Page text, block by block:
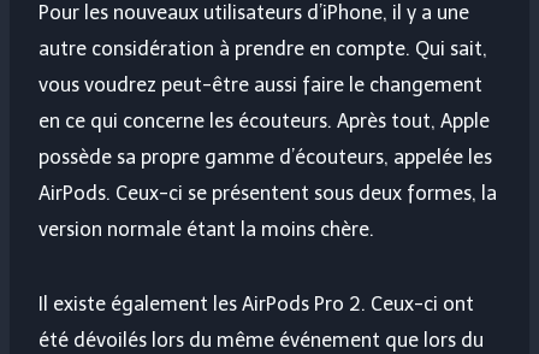
Pour les nouveaux utilisateurs d’iPhone, il y a une
autre considération à prendre en compte. Qui sait,
vous voudrez peut-être aussi faire le changement
en ce qui concerne les écouteurs. Après tout, Apple
possède sa propre gamme d’écouteurs, appelée les
AirPods. Ceux-ci se présentent sous deux formes, la
version normale étant la moins chère.
Il existe également les AirPods Pro 2. Ceux-ci ont
été dévoilés lors du même événement que lors du